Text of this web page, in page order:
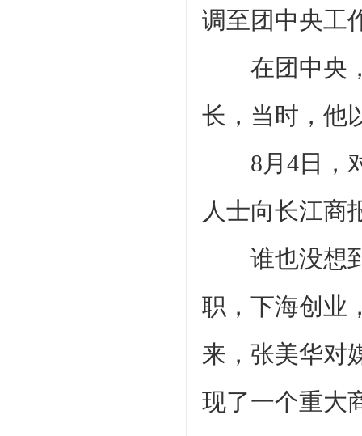
调至团中央工
在团中央，
长，当时，他
8月4日，对
人士向长江商
谁也没想到
职，下海创业
来，张美华对
现了一个重大